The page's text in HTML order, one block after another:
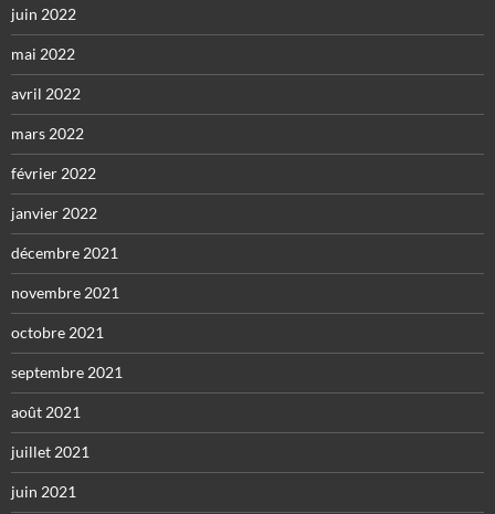
juin 2022
mai 2022
avril 2022
mars 2022
février 2022
janvier 2022
décembre 2021
novembre 2021
octobre 2021
septembre 2021
août 2021
juillet 2021
juin 2021